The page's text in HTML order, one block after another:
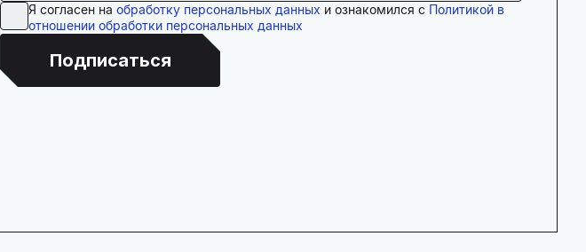
Я согласен на обработку персональных данных и ознакомился с Политикой в
отношении обработки персональных данных
Подписаться